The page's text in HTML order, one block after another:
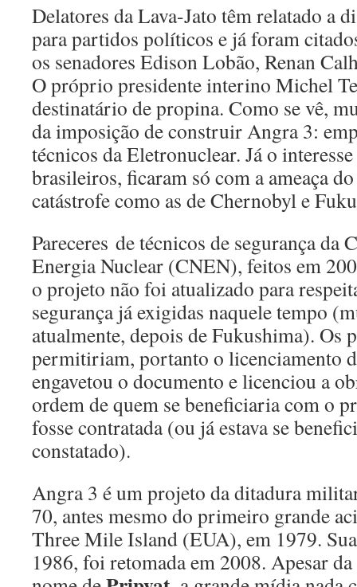
Delatores da Lava-Jato têm relatado a
para partidos políticos e já foram
os senadores Edison Lobão, Renan
O próprio presidente interino Michel
destinatário de propina. Como se vê,
da imposição de construir Angra 3:
técnicos da Eletronuclear. Já o
brasileiros, ficaram só com a ameaça
catástrofe como as de Chernobyl e
Pareceres de técnicos de segurança da
Energia Nuclear (CNEN), feitos em
o projeto não foi atualizado para
segurança já exigidas naquele tempo
atualmente, depois de Fukushima). Os
permitiriam, portanto o licenciamento
engavetou o documento e licenciou a
ordem de quem se beneficiaria com o
fosse contratada (ou já estava se
constatado).
Angra 3 é um projeto da ditadura
70, antes mesmo do primeiro grande
Three Mile Island (EUA), em 1979.
1986, foi retomada em 2008. Apesar